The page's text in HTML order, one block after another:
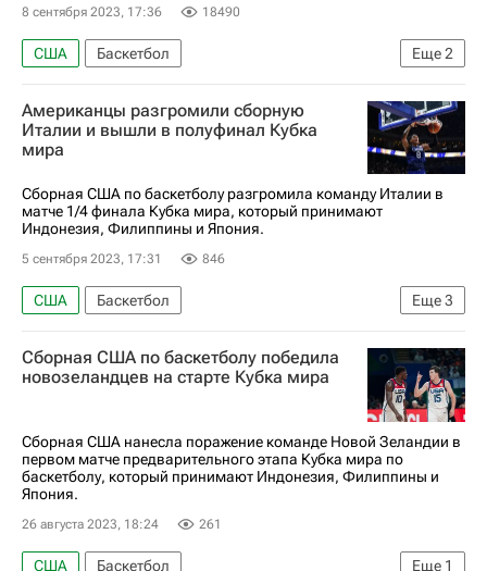
8 сентября 2023, 17:36 18490
Еще2
США
Баскетбол
Кубок мира по баскетболу
Германия
Американцы разгромили сборную
Италии и вышли в полуфинал Кубка
мира
Сборная США по баскетболу разгромила команду Италии в
матче 1/4 финала Кубка мира, который принимают
Индонезия, Филиппины и Япония.
5 сентября 2023, 17:31 846
Еще3
США
Баскетбол
Кубок мира по баскетболу
Италия
Микэл Бриджес
Сборная США по баскетболу победила
новозеландцев на старте Кубка мира
Сборная США нанесла поражение команде Новой Зеландии в
первом матче предварительного этапа Кубка мира по
баскетболу, который принимают Индонезия, Филиппины и
Япония.
26 августа 2023, 18:24 261
Еще 1
США Баскетбол